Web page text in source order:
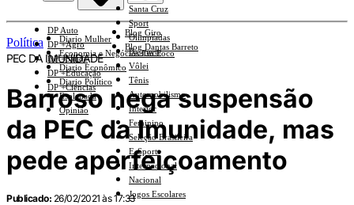
Santa Cruz
Sport
Olimpíadas
Basquete
Vôlei
Tênis
Automobilismo
Interior
Feminino
Seleção Brasileira
E-Sports
Internacional
Nacional
Jogos Escolares
DP Auto
DP +Agro
DP +Saúde
DP +Educação
DP +Ciências
Diario Mulher
Economia e Negócios Em Foco
Diario Econômico
Diario Político
Esplanada
Opinião
Blog Giro
Blog Dantas Barreto
Política
PEC DA IMUNIDADE
Barroso nega suspensão
da PEC da Imunidade, mas
pede aperfeiçoamento
Publicado: 26/02/2021 às 17:33